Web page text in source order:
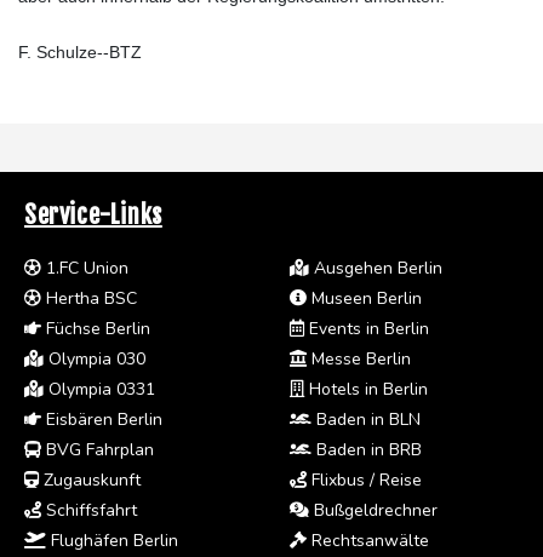
F. Schulze--BTZ
Service-Links
1.FC Union
Hertha BSC
Füchse Berlin
Olympia 030
Olympia 0331
Eisbären Berlin
BVG Fahrplan
Zugauskunft
Schiffsfahrt
Flughäfen Berlin
Ausgehen Berlin
Museen Berlin
Events in Berlin
Messe Berlin
Hotels in Berlin
Baden in BLN
Baden in BRB
Flixbus / Reise
Bußgeldrechner
Rechtsanwälte